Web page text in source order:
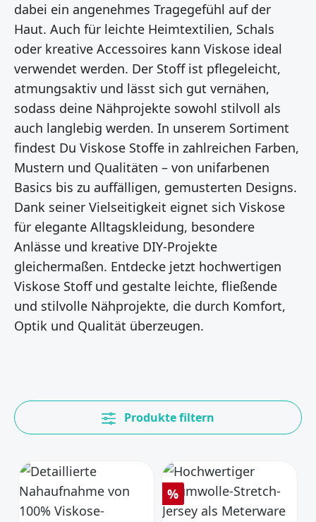
dabei ein angenehmes Tragegefühl auf der
Haut. Auch für leichte Heimtextilien, Schals
oder kreative Accessoires kann Viskose ideal
verwendet werden. Der Stoff ist pflegeleicht,
atmungsaktiv und lässt sich gut vernähen,
sodass deine Nähprojekte sowohl stilvoll als
auch langlebig werden. In unserem Sortiment
findest Du Viskose Stoffe in zahlreichen Farben,
Mustern und Qualitäten – von unifarbenen
Basics bis zu auffälligen, gemusterten Designs.
Dank seiner Vielseitigkeit eignet sich Viskose
für elegante Alltagskleidung, besondere
Anlässe und kreative DIY-Projekte
gleichermaßen. Entdecke jetzt hochwertigen
Viskose Stoff und gestalte leichte, fließende
und stilvolle Nähprojekte, die durch Komfort,
Optik und Qualität überzeugen.
Produkte filtern
Rabatt
%